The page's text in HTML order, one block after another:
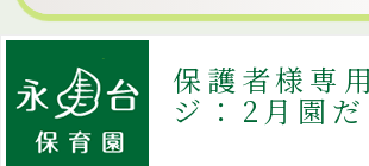
保護者様専
ジ：2月園だ